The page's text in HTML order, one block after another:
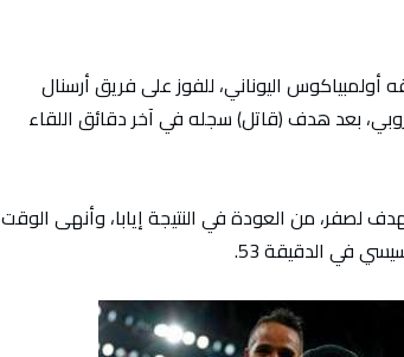
اليوناني، للفوز على فريق أرسنال
بعد هدف (قاتل) سجله في آخر دقائق اللقاء
لصفر، من العودة في النتيجة إيابا، وأنهى الوقت